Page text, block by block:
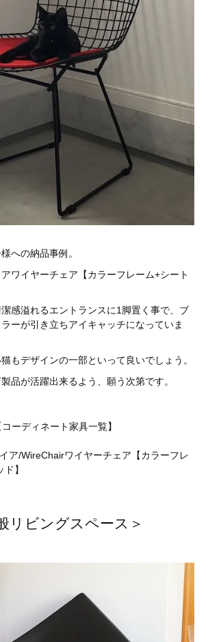
への納品事例。
ワイヤーチェア【カラーフレーム+シート
感溢れるエントランスに1脚置く事で、ブ
ーが引き立ちアイキャッチになっていま
もデザインの一部といって良いでしょう。
品が活躍出来るよう、願う次第です。
コーディネート家具一覧】
ア/WireChairワイヤーチェア【カラーフレ
】
リビングスペース＞